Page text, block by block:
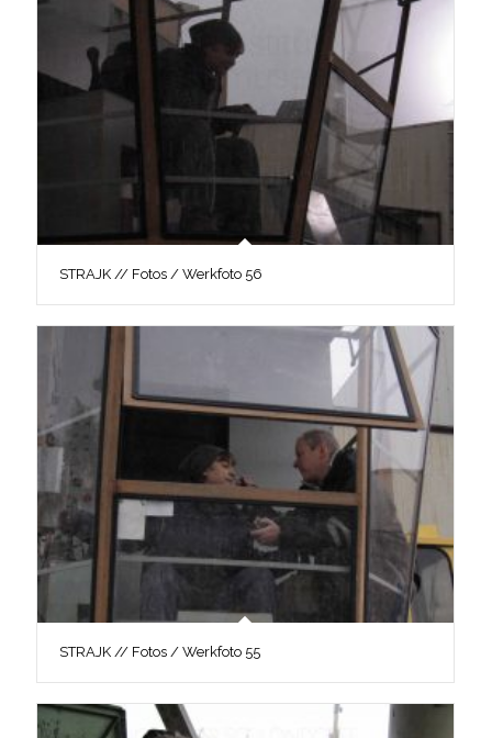
STRAJK // Fotos / Werkfoto 56
STRAJK // Fotos / Werkfoto 55